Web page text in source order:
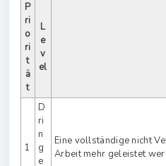
P
ri
o
ri
t
ä
t
L
e
v
el
1
D
ri
n
g
e
Eine vollständige nicht
Arbeit mehr geleistet